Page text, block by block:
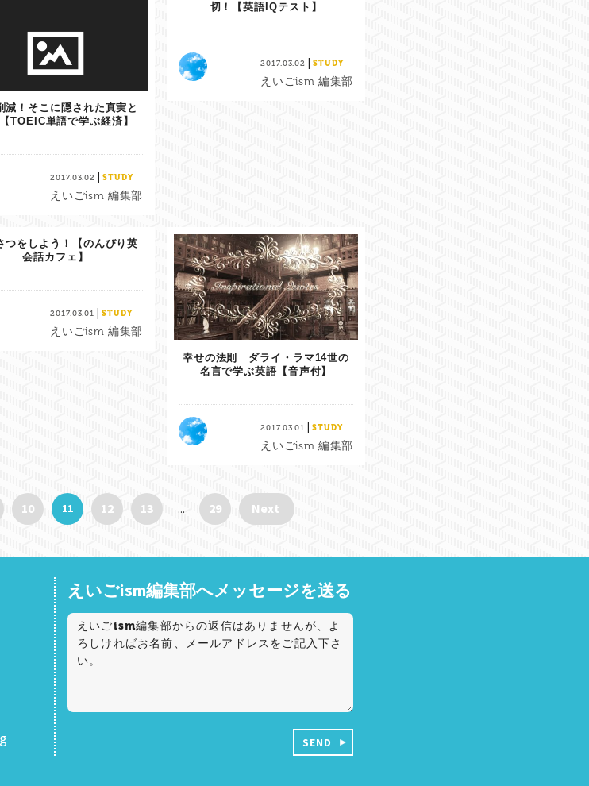
減！そこに隠された真実と
TOEIC単語で学ぶ経済】
2017.03.02 |STUDY
えいごism 編集部
切！【英語IQテスト】
2017.03.02 |STUDY
えいごism 編集部
つをしよう！【のんびり英
会話カフェ】
2017.03.01 |STUDY
えいごism 編集部
幸せの法則 ダライ・ラマ14世の
名言で学ぶ英語【音声付】
2017.03.01 |STUDY
えいごism 編集部
10 11 12 13 ... 29 Next
えいごism編集部へメッセージを送る